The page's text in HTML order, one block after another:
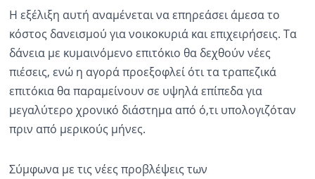
Η εξέλιξη αυτή αναμένεται να επηρεάσει άμεσα το
κόστος δανεισμού για νοικοκυριά και επιχειρήσεις. Τα
δάνεια με κυμαινόμενο επιτόκιο θα δεχθούν νέες
πιέσεις, ενώ η αγορά προεξοφλεί ότι τα τραπεζικά
επιτόκια θα παραμείνουν σε υψηλά επίπεδα για
μεγαλύτερο χρονικό διάστημα από ό,τι υπολογιζόταν
πριν από μερικούς μήνες.
Σύμφωνα με τις νέες προβλέψεις των